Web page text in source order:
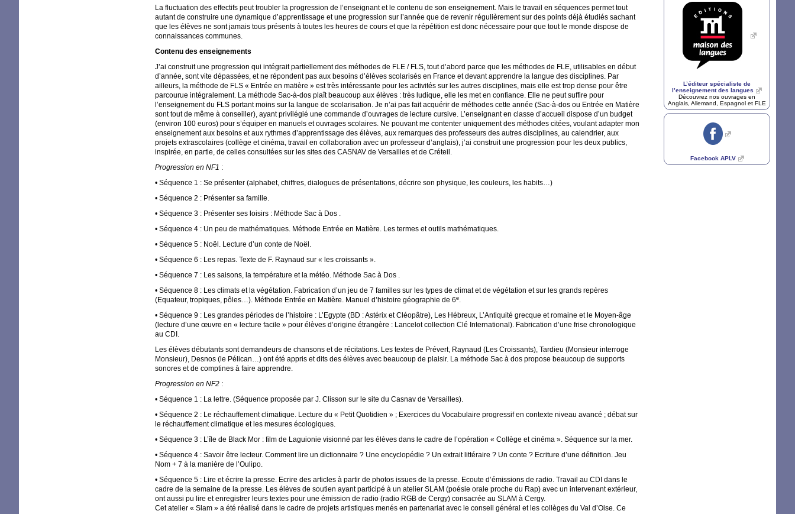
La fluctuation des effectifs peut troubler la progression de l’enseignant et le contenu de son enseignement. Mais le travail en séquences permet tout
autant de construire une dynamique d’apprentissage et une progression sur l’année que de revenir régulièrement sur des points déjà étudiés sachant
que les élèves ne sont jamais tous présents à toutes les heures de cours et que la répétition est donc nécessaire pour que tout le monde dispose de
connaissances communes.
Contenu des enseignements
J’ai construit une progression qui intégrait partiellement des méthodes de FLE / FLS, tout d’abord parce que les méthodes de FLE, utilisables en début
d’année, sont vite dépassées, et ne répondent pas aux besoins d’élèves scolarisés en France et devant apprendre la langue des disciplines. Par
ailleurs, la méthode de FLS « Entrée en matière » est très intéressante pour les activités sur les autres disciplines, mais elle est trop dense pour être
parcourue intégralement. La méthode Sac-à-dos plaît beaucoup aux élèves : très ludique, elle les met en confiance. Elle ne peut suffire pour
l’enseignement du FLS portant moins sur la langue de scolarisation. Je n’ai pas fait acquérir de méthodes cette année (Sac-à-dos ou Entrée en Matière
sont tout de même à conseiller), ayant privilégié une commande d’ouvrages de lecture cursive. L’enseignant en classe d’accueil dispose d’un budget
(environ 100 euros) pour s’équiper en manuels et ouvrages scolaires. Ne pouvant me contenter uniquement des méthodes citées, voulant adapter mon
enseignement aux besoins et aux rythmes d’apprentissage des élèves, aux remarques des professeurs des autres disciplines, au calendrier, aux
projets extrascolaires (collège et cinéma, travail en collaboration avec un professeur d’anglais), j’ai construit une progression pour les deux publics,
inspirée, en partie, de celles consultées sur les sites des CASNAV de Versailles et de Créteil.
Progression en NF1 :
• Séquence 1 : Se présenter (alphabet, chiffres, dialogues de présentations, décrire son physique, les couleurs, les habits…)
• Séquence 2 : Présenter sa famille.
• Séquence 3 : Présenter ses loisirs : Méthode Sac à Dos .
• Séquence 4 : Un peu de mathématiques. Méthode Entrée en Matière. Les termes et outils mathématiques.
• Séquence 5 : Noël. Lecture d’un conte de Noël.
• Séquence 6 : Les repas. Texte de F. Raynaud sur « les croissants ».
• Séquence 7 : Les saisons, la température et la météo. Méthode Sac à Dos .
• Séquence 8 : Les climats et la végétation. Fabrication d’un jeu de 7 familles sur les types de climat et de végétation et sur les grands repères
(Equateur, tropiques, pôles…). Méthode Entrée en Matière. Manuel d’histoire géographie de 6e.
• Séquence 9 : Les grandes périodes de l’histoire : L’Egypte (BD : Astérix et Cléopâtre), Les Hébreux, L’Antiquité grecque et romaine et le Moyen-âge
(lecture d’une œuvre en « lecture facile » pour élèves d’origine étrangère : Lancelot collection Clé International). Fabrication d’une frise chronologique
au CDI .
Les élèves débutants sont demandeurs de chansons et de récitations. Les textes de Prévert, Raynaud (Les Croissants), Tardieu (Monsieur interroge
Monsieur), Desnos (le Pélican…) ont été appris et dits des élèves avec beaucoup de plaisir. La méthode Sac à dos propose beaucoup de supports
sonores et de comptines à faire apprendre.
Progression en NF2 :
• Séquence 1 : La lettre. (Séquence proposée par J. Clisson sur le site du Casnav de Versailles).
• Séquence 2 : Le réchauffement climatique. Lecture du « Petit Quotidien » ; Exercices du Vocabulaire progressif en contexte niveau avancé ; débat sur
le réchauffement climatique et les mesures écologiques.
• Séquence 3 : L’île de Black Mor : film de Laguionie visionné par les élèves dans le cadre de l’opération « Collège et cinéma ». Séquence sur la mer.
• Séquence 4 : Savoir être lecteur. Comment lire un dictionnaire ? Une encyclopédie ? Un extrait littéraire ? Un conte ? Ecriture d’une définition. Jeu
Nom + 7 à la manière de l’Oulipo.
• Séquence 5 : Lire et écrire la presse. Ecrire des articles à partir de photos issues de la presse. Ecoute d’émissions de radio. Travail au CDI dans le
cadre de la semaine de la presse. Les élèves de soutien ayant participé à un atelier SLAM (poésie orale proche du Rap) avec un intervenant extérieur,
ont aussi pu lire et enregistrer leurs textes pour une émission de radio (radio RGB de Cergy) consacrée au SLAM à Cergy.
Cet atelier « Slam » a été réalisé dans le cadre de projets artistiques menés en partenariat avec le conseil général et les collèges du Val d’Oise. Ce
L’éditeur spécialiste de
l’enseignement des langues
Découvrez nos ouvrages en
Anglais, Allemand, Espagnol et FLE
Facebook APLV